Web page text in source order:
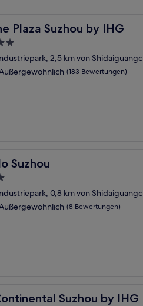
Plaza Suzhou by IHG
Suzhou by IHG
2,5 km von
(183 Bewertungen)
Suzhou
0,8 km von
(8 Bewertungen)
Suzhou by IHG
Suzhou by IHG